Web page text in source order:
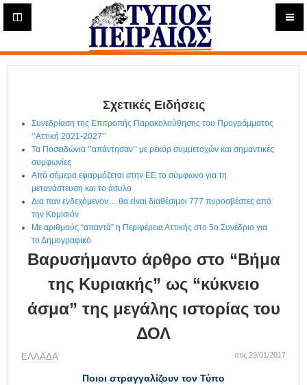
Η
ε
ρ
Σχετικές Ειδήσεις
Συνεδρίαση της Επιτροπής Παρακολούθησης του Προγράμματος
‘’Αττική 2021-2027’’
Τα Ποσειδώνια ‘’απάντησαν’’ με ρεκόρ συμμετοχών και σημαντικές
συμφωνίες
Από σήμερα εφαρμόζεται στην ΕΕ το σύμφωνο για τη
μετανάστευση και το άσυλο
Δια παν ενδεχόμενον… θα είναι διαθέσιμοι 777 πυροσβέστες από
την Κομισιόν
Με αριθμούς “απαντά” η Περιφέρεια Αττικής στο 5ο Συνέδριο για
το Δημογραφικό
Βαρυσήμαντο άρθρο στο “Βήμα
της Κυριακής” ως “κύκνειο
άσμα” της μεγάλης ιστορίας του
ΔΟΛ
ΕΛΛΑΔΑ στις 29/01/2017
Ποιοι στραγγαλίζουν τον Τύπο